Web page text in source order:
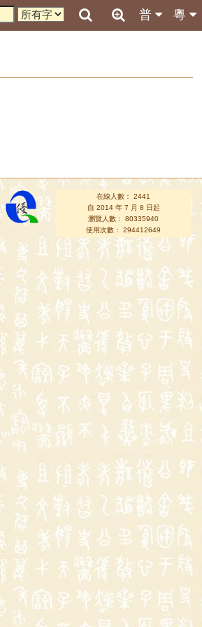
粵
普
在線人數： 2441
自 2014 年 7 月 8 日起
瀏覽人數： 80335940
使用次數： 294412649